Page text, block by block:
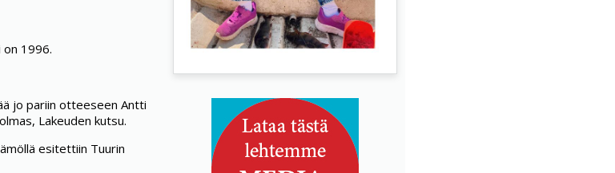
on 1996.
jo pariin otteeseen Antti
Lakeuden kutsu.
esitettiin Tuurin